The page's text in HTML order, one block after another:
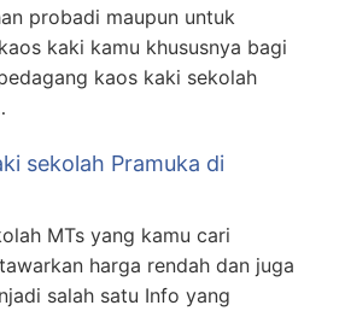
probadi maupun untuk
kaki kamu khususnya bagi
kaos kaki sekolah
sekolah Pramuka di
MTs yang kamu cari
harga rendah dan juga
salah satu Info yang